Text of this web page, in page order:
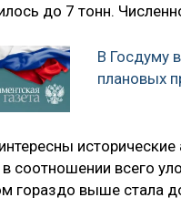
до 7 тонн.
В Госдуму
плановых
соотношении всего
гораздо выше стала